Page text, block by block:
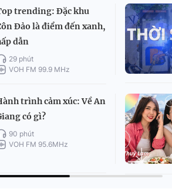
trending: Đặc khu
Đảo là điểm đến xanh,
dẫn
29 phút
VOH FM 99.9 MHz
trình cảm xúc: Về An
có gì?
90 phút
VOH FM 95.6MHz